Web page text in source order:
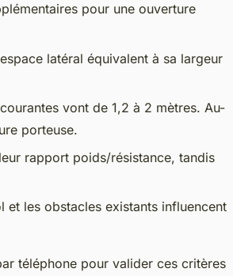
pour une ouverture
latéral équivalent à sa largeur
vont de 1,2 à 2 mètres. Au-
porteuse.
rapport poids/résistance, tandis
et les obstacles existants influencent
téléphone pour valider ces critères